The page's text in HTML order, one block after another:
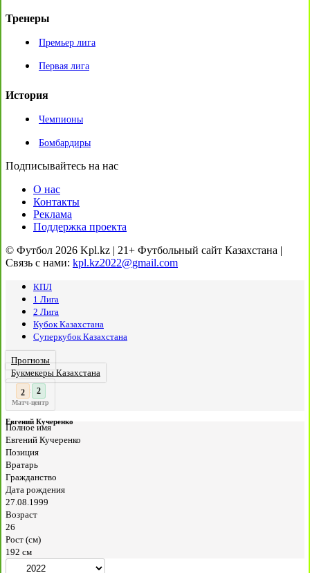
Тренеры
Премьер лига
Первая лига
История
Чемпионы
Бомбардиры
Подписывайтесь на нас
О нас
Контакты
Реклама
Поддержка проекта
© Футбол 2026 Kpl.kz | 21+ Футбольный сайт Казахстана |
Связь с нами: kpl.kz2022@gmail.com
КПЛ
1 Лига
2 Лига
Кубок Казахстана
Суперкубок Казахстана
Прогнозы
Букмекеры Казахстана
: 2
Матч-центр
Евгений Кучеренко
Полное имя
Евгений Кучеренко
Позиция
Вратарь
Гражданство
Дата рождения
27.08.1999
Возраст
26
Рост (см)
192 см